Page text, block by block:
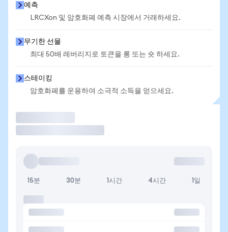
예측
LRCXon 및 암호화폐 예측 시장에서 거래하세요.
무기한 선물
최대 50배 레버리지로 토큰을 롱 또는 숏 하세요.
스테이킹
암호화폐를 운용하여 소극적 소득을 얻으세요.
15분 30분 1시간 4시간 1일